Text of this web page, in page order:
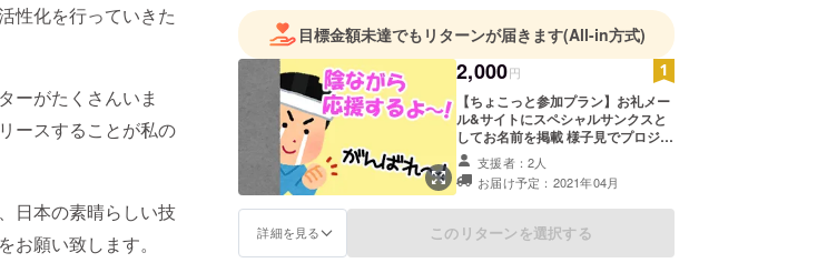
性化を行っていきた
ーがたくさんいま
ースすることが私の
日本の素晴らしい技
願い致します。
目標金額未達でもリターンが届きます(All-in方式)
2,000円
【ちょこっと参加プラン】お礼メー
ル&サイトにスペシャルサンクスと
してお名前を掲載 様子見でプロジェ
クトに参加してみたいという方向け
のコースです。お気軽にご参加いた
だけます。 達成の際にはお礼のメー
ルをお送りさせていただきます。 ま
た、サイトにご協力いただいた方の
お名前（ペンネーム・ハンドルネー
ム可）を掲載いたします。※ご希望
支援者：2人
お届け予定：2021年04月
詳細を見る このリターンを選択する